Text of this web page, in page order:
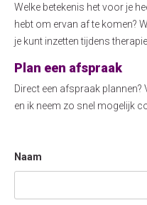
Welke betekenis het voor je
hebt om ervan af te komen?
je kunt inzetten tijdens
Plan een afspraak
Direct een afspraak plannen?
en ik neem zo snel mogelijk
Naam